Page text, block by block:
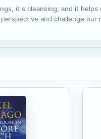
it s cleansing, and it
and challenge